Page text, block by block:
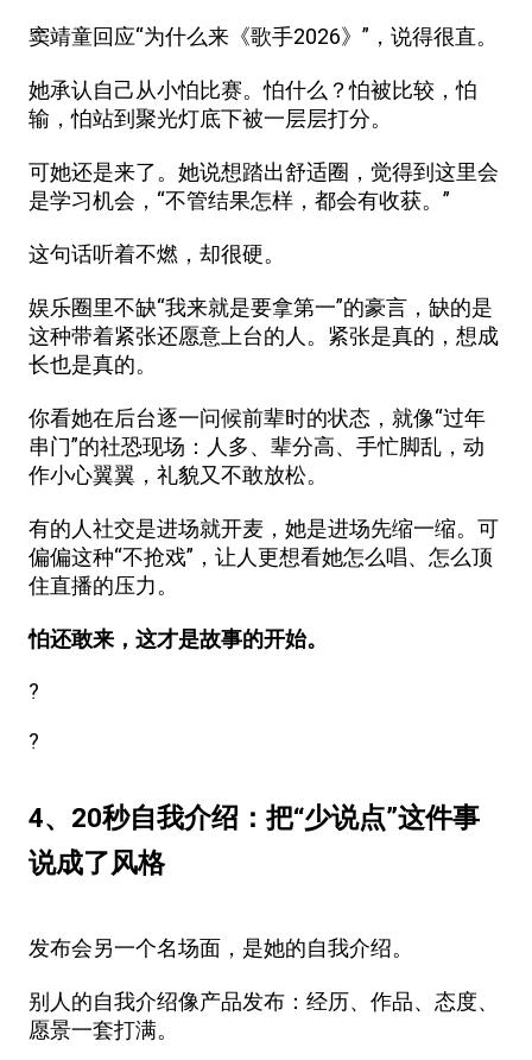
窦靖童回应“为什么来《歌手2026》”，说得很直。
她承认自己从小怕比赛。怕什么？怕被比较，怕
输，怕站到聚光灯底下被一层层打分。
可她还是来了。她说想踏出舒适圈，觉得到这里会
是学习机会，“不管结果怎样，都会有收获。”
这句话听着不燃，却很硬。
娱乐圈里不缺“我来就是要拿第一”的豪言，缺的是
这种带着紧张还愿意上台的人。紧张是真的，想成
长也是真的。
你看她在后台逐一问候前辈时的状态，就像“过年
串门”的社恐现场：人多、辈分高、手忙脚乱，动
作小心翼翼，礼貌又不敢放松。
有的人社交是进场就开麦，她是进场先缩一缩。可
偏偏这种“不抢戏”，让人更想看她怎么唱、怎么顶
住直播的压力。
怕还敢来，这才是故事的开始。
?
?
4、20秒自我介绍：把“少说点”这件事
说成了风格
发布会另一个名场面，是她的自我介绍。
别人的自我介绍像产品发布：经历、作品、态度、
愿景一套打满。